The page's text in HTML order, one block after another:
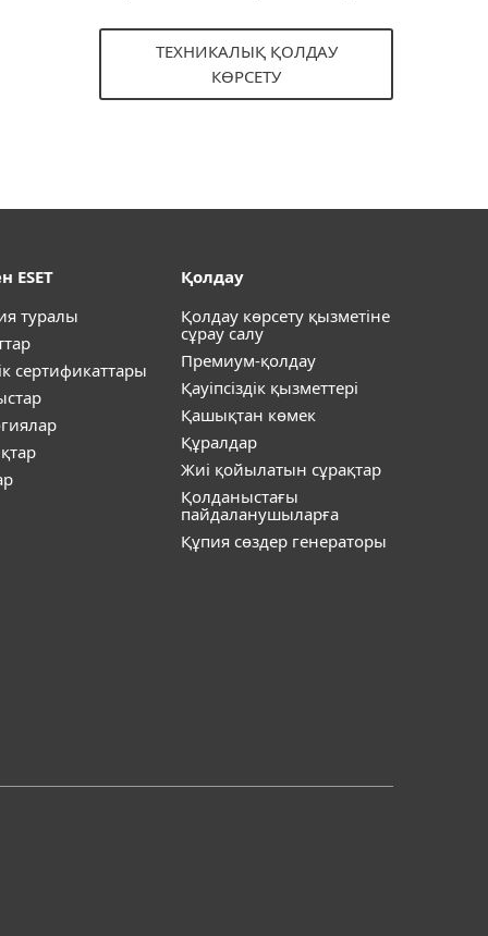
ТЕХНИКАЛЫҚ ҚОЛДАУ
КӨРСЕТУ
ESET
туралы
сертификаттары
Қолдау
Қолдау көрсету қызметіне
сұрау салу
Премиум-қолдау
Қауіпсіздік қызметтері
Қашықтан көмек
Құралдар
Жиі қойылатын сұрақтар
Қолданыстағы
пайдаланушыларға
Құпия сөздер генераторы